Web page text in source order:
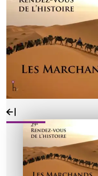
Publié le 15/10/2025
Le thème